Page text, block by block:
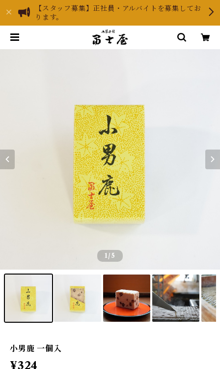
【スタッフ募集】正社員・アルバイトを募集してお
ります。
1 /5
小男鹿 一個入
¥324